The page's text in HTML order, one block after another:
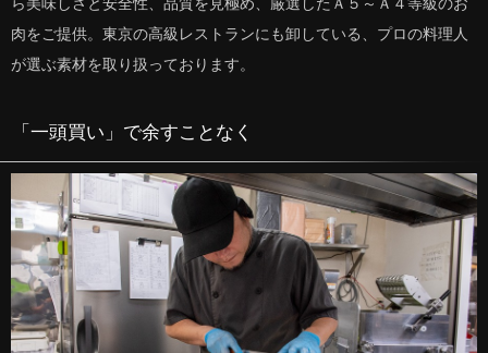
ら美味しさと安全性、品質を見極め、厳選したＡ５～Ａ４等級のお
肉をご提供。東京の高級レストランにも卸している、プロの料理人
が選ぶ素材を取り扱っております。
「一頭買い」で余すことなく